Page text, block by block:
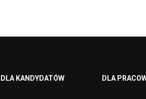
DLA KANDYDATÓW DLA